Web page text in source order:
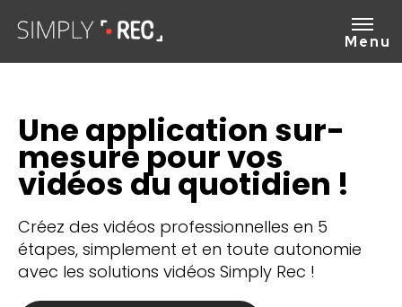
Menu
Une application sur-
mesure pour vos
vidéos du quotidien !
Créez des vidéos professionnelles en 5
étapes, simplement et en toute autonomie
avec les solutions vidéos Simply Rec !